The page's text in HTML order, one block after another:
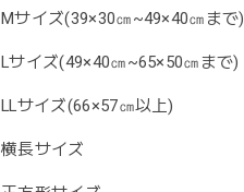
Mサイズ(39×30㎝~49×40㎝まで)
Lサイズ(49×40㎝~65×50㎝まで)
LLサイズ(66×57㎝以上)
横長サイズ